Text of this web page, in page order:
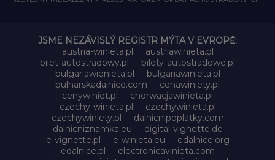
JSME NEZÁVISLÝ REGISTR MÝTA V EVROPĚ:
austria-winieta.pl
austriawinieta.pl
bilet-autostradowy.pl
bilety-autostradowe.pl
bulgariawienieta.pl
bulgariawinieta.pl
bulharskadalnice.com
cenawiniety.pl
cenywiniet.pl
chorwacjawinieta.pl
czechy-winieta.pl
czechywinieta.pl
czechywiniety.pl
dalnicnipoplatky.com
dalnicniznamka.eu
digital-vignette.de
e-vignette.pl
e-winieta.eu
edalnice.org
edalnice.pl
electronicavinieta.com